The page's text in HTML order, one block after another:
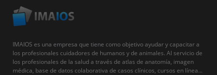
IMAIOS es una empresa que tiene como objetivo ayudar y capacitar a
los profesionales cuidadores de humanos y de animales. Al servicio de
los profesionales de la salud a través de atlas de anatomía, imagen
médica, base de datos colaborativa de casos clínicos, cursos en línea...